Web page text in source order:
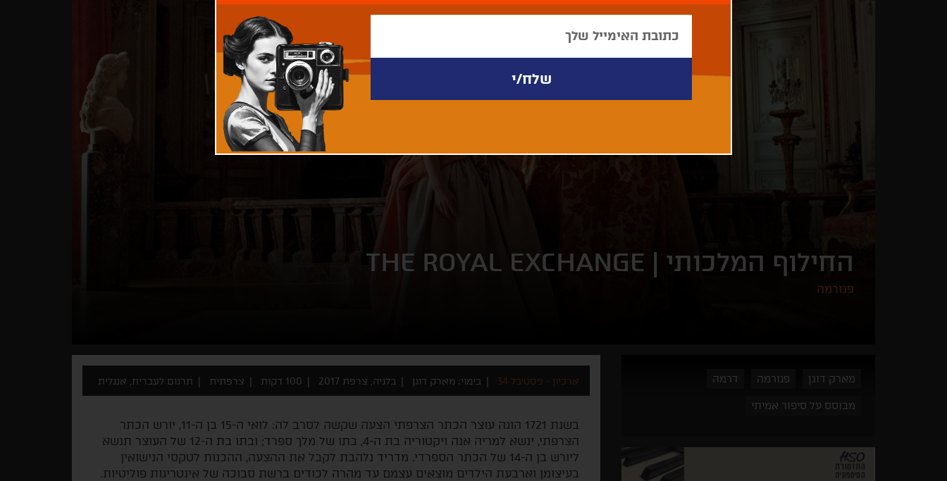
החילוף המלכותי | THE ROYAL EXCHANGE
פנורמה
מארק דוגן פנורמה דרמה
מבוסס על סיפור אמיתי
ארכיון - פסטיבל 34 בימוי: מארק דוגן בלגיה, צרפת 2017 100 דקות צרפתית תרגום לעברית, אנגלית
בשנת 1721 הוגה עוצר הכתר הצרפתי הצעה שקשה לסרב לה: לואי ה-15 בן ה-11, יורש הכתר
הצרפתי, ינשא למריה אנה ויקטוריה בת ה-4, בתו של מלך ספרד; ובתו בת ה-12 של העוצר תנשא
ליורש בן ה-14 של הכתר הספרדי. מדריד נלהבת לקבל את ההצעה, ההכנות לטקסי הנישואין
בעיצומן וארבעת הילדים מוצאים עצמם עד מהרה לכודים ברשת סבוכה של אינטריגות פוליטיות.